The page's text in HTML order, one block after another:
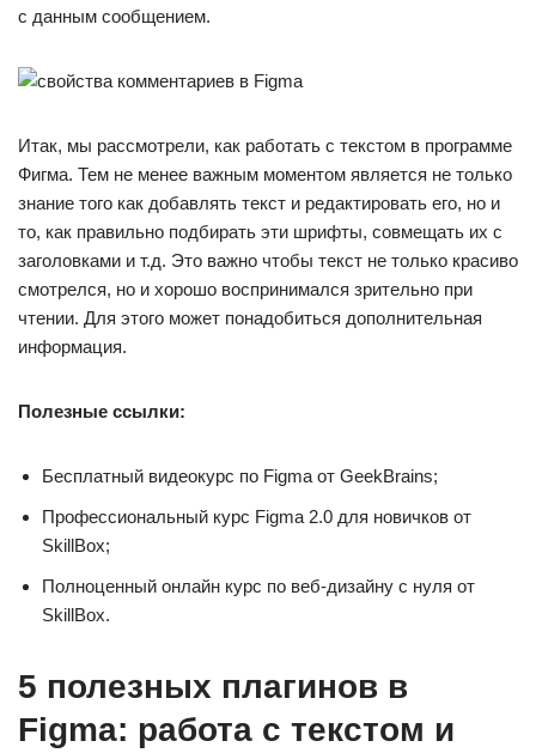
с данным сообщением.
Итак, мы рассмотрели, как работать с текстом в программе
Фигма. Тем не менее важным моментом является не только
знание того как добавлять текст и редактировать его, но и
то, как правильно подбирать эти шрифты, совмещать их с
заголовками и т.д. Это важно чтобы текст не только красиво
смотрелся, но и хорошо воспринимался зрительно при
чтении. Для этого может понадобиться дополнительная
информация.
Полезные ссылки:
Бесплатный видеокурс по Figma от GeekBrains;
Профессиональный курс Figma 2.0 для новичков от
SkillBox;
Полноценный онлайн курс по веб-дизайну с нуля от
SkillBox.
5 полезных плагинов в
Figma: работа с текстом и